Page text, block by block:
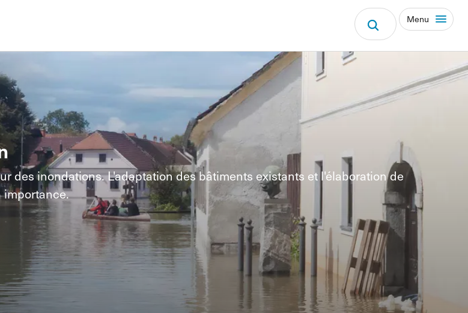
Menu
des inondations. L'adaptation des bâtiments existants et l'élaboration de
importance.